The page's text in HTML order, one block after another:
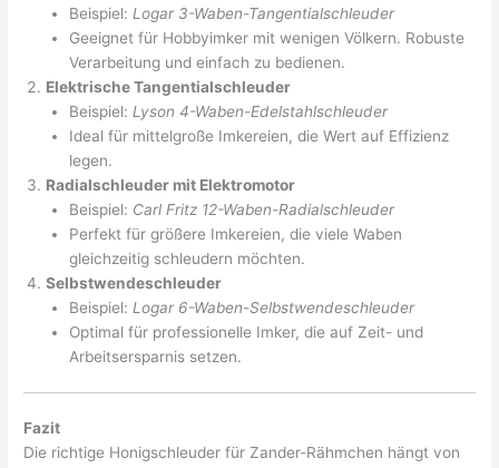
Beispiel: Logar 3-Waben-Tangentialschleuder
Geeignet für Hobbyimker mit wenigen Völkern. Robuste
Verarbeitung und einfach zu bedienen.
Elektrische Tangentialschleuder
Beispiel: Lyson 4-Waben-Edelstahlschleuder
Ideal für mittelgroße Imkereien, die Wert auf Effizienz
legen.
Radialschleuder mit Elektromotor
Beispiel: Carl Fritz 12-Waben-Radialschleuder
Perfekt für größere Imkereien, die viele Waben
gleichzeitig schleudern möchten.
Selbstwendeschleuder
Beispiel: Logar 6-Waben-Selbstwendeschleuder
Optimal für professionelle Imker, die auf Zeit- und
Arbeitsersparnis setzen.
Fazit
Die richtige Honigschleuder für Zander-Rähmchen hängt von